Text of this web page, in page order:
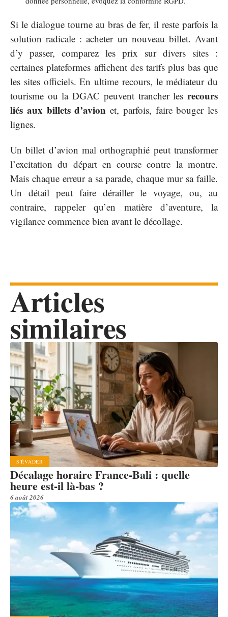
Si le dialogue tourne au bras de fer, il reste parfois la
solution radicale : acheter un nouveau billet. Avant
d’y passer, comparez les prix sur divers sites :
certaines plateformes affichent des tarifs plus bas que
les sites officiels. En ultime recours, le médiateur du
tourisme ou la DGAC peuvent trancher les recours
liés aux billets d’avion et, parfois, faire bouger les
lignes.
Un billet d’avion mal orthographié peut transformer
l’excitation du départ en course contre la montre.
Mais chaque erreur a sa parade, chaque mur sa faille.
Un détail peut faire dérailler le voyage, ou, au
contraire, rappeler qu’en matière d’aventure, la
vigilance commence bien avant le décollage.
Articles
similaires
S'ÉVADER
Décalage horaire France-Bali : quelle
heure est-il là-bas ?
6 août 2026